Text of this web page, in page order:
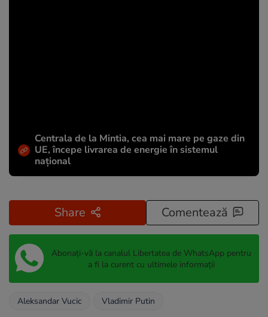
Centrala de la Mintia, cea mai mare pe gaze din
UE, începe livrarea de energie în sistemul
național
Share Comentează
Abonați-vă la canalul Libertatea de WhatsApp pentru
a fi la curent cu ultimele informații
Aleksandar Vucic Vladimir Putin